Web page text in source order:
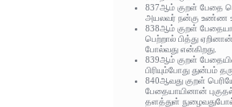
837ஆம் குறள் பேதை
அயலவர் நன்கு உண்ண
838ஆம் குறள்
பெற்றால் பித்து
போல்வது என்கிறது.
839ஆம் குறள்
பிரியும்போது துன்பம்
840ஆவது குறள்
பேதையாயினான்
தளத்துள்